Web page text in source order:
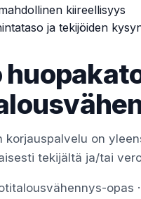
kiireellisyys
ja tekijöiden
korjauspalvelu on
tekijältä ja/tai
opas ·